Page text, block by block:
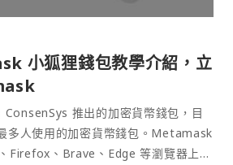
小狐狸錢包教學介紹，立
推出的加密貨幣錢包，目
多人使用的加密貨幣錢包。Metamask
Firefox、Brave、Edge 等瀏覽器上作